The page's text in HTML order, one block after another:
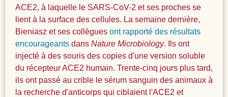
ACE2, à laquelle le SARS-CoV-2 et ses proches se
lient à la surface des cellules. La semaine dernière,
Bieniasz et ses collègues ont rapporté des résultats
encourageantsdans Nature Microbiology. Ils ont
injecté à des souris des copies d'une version soluble
du récepteur ACE2 humain. Trente-cinq jours plus tard,
ils ont passé au crible le sérum sanguin des animaux à
la recherche d'anticorps qui ciblaient l'ACE2 et